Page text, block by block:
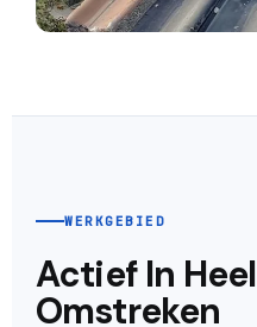
WERKGEBIED
Actief In Heel
Omstreken